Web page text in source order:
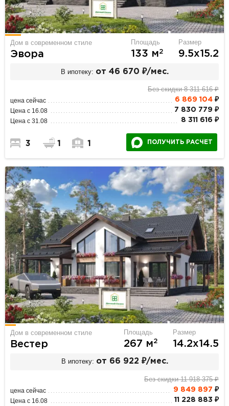
Дом в современном стиле
Эвора
Площадь
133 м2
Размер
9.5х15.2
В ипотеку: от 46 670 ₽/мес.
Без скидки 8 311 616 ₽
цена сейчас 6 869 104₽
Цена с 16.08 7 830 779 ₽
Цена с 31.08 8 311 616 ₽
3 1 1 ПОЛУЧИТЬ РАСЧЕТ
Дом в современном стиле
Вестер
Площадь
267 м2
Размер
14.2х14.5
В ипотеку: от 66 922 ₽/мес.
Без скидки 11 918 375 ₽
цена сейчас 9 849 897 ₽
Цена с 16.08 11 228 883 ₽